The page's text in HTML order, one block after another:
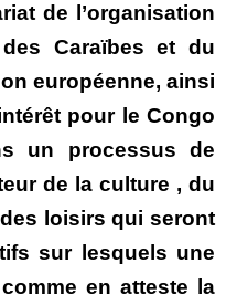
de l’organisation
Caraïbes et du
européenne, ainsi
pour le Congo
un processus de
de la culture , du
loisirs qui seront
sur lesquels une
en atteste la